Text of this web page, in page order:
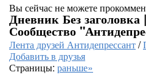
Вы сейчас не можете
Дневник Без заголовка
Сообщество
Лента друзей Антидепрессант/
Добавить в друзья
Страницы: раньше»